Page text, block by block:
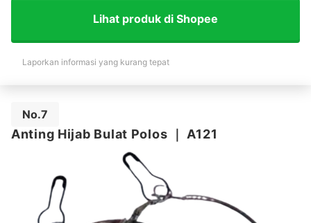
Lihat produk di Shopee
Laporkan informasi yang kurang tepat
No.7
Anting Hijab Bulat Polos ｜ A121